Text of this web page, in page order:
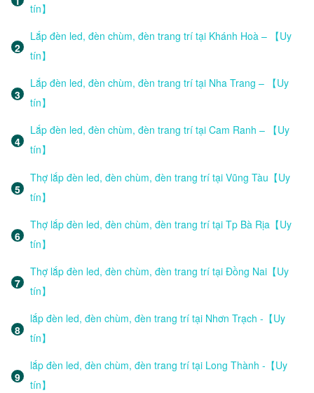
tín】
Lắp đèn led, đèn chùm, đèn trang trí tại Khánh Hoà – 【Uy
tín】
Lắp đèn led, đèn chùm, đèn trang trí tại Nha Trang – 【Uy
tín】
Lắp đèn led, đèn chùm, đèn trang trí tại Cam Ranh – 【Uy
tín】
Thợ lắp đèn led, đèn chùm, đèn trang trí tại Vũng Tàu【Uy
tín】
Thợ lắp đèn led, đèn chùm, đèn trang trí tại Tp Bà Rịa【Uy
tín】
Thợ lắp đèn led, đèn chùm, đèn trang trí tại Đồng Nai【Uy
tín】
lắp đèn led, đèn chùm, đèn trang trí tại Nhơn Trạch -【Uy
tín】
lắp đèn led, đèn chùm, đèn trang trí tại Long Thành -【Uy
tín】